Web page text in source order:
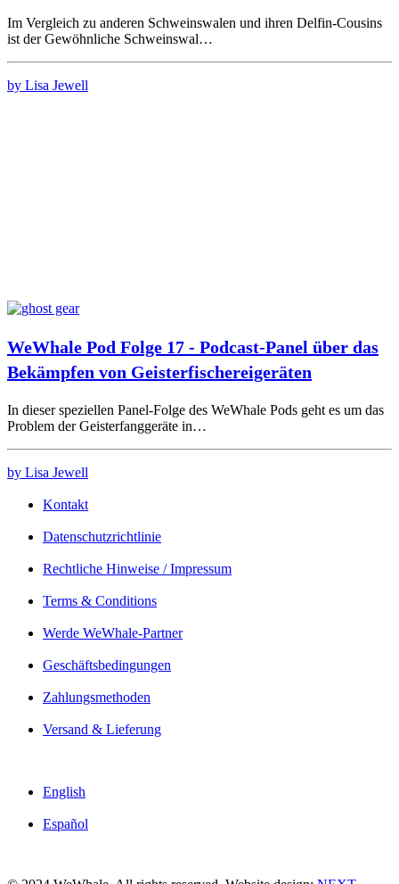
Im Vergleich zu anderen Schweinswalen und ihren Delfin-Cousins
ist der Gewöhnliche Schweinswal…
by Lisa Jewell
WeWhale Pod Folge 17 - Podcast-Panel über das
Bekämpfen von Geisterfischereigeräten
In dieser speziellen Panel-Folge des WeWhale Pods geht es um das
Problem der Geisterfanggeräte in…
by Lisa Jewell
Kontakt
Datenschutzrichtlinie
Rechtliche Hinweise / Impressum
Terms & Conditions
Werde WeWhale-Partner
Geschäftsbedingungen
Zahlungsmethoden
Versand & Lieferung
English
Español